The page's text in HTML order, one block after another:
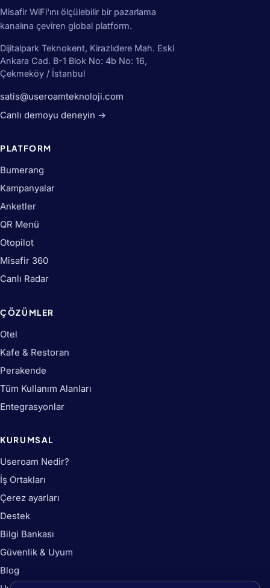
Misafir WiFi'ını ölçülebilir bir pazarlama
kanalına çeviren global platform.
Dijitalpark Teknokent, Kirazlıdere Mah. Eski
Ankara Cad. B-1 Blok No: 4b No: 16,
Çekmeköy / İstanbul
satis@useroamteknoloji.com
Canlı demoyu deneyin →
PLATFORM
Bumerang
Kampanyalar
Anketler
QR Menü
Otopilot
Misafir 360
Canlı Radar
ÇÖZÜMLER
Otel
Kafe & Restoran
Perakende
Tüm Kullanım Alanları
Entegrasyonlar
KURUMSAL
Useroam Nedir?
İş Ortakları
Çerez ayarları
Destek
Bilgi Bankası
Güvenlik & Uyum
Blog